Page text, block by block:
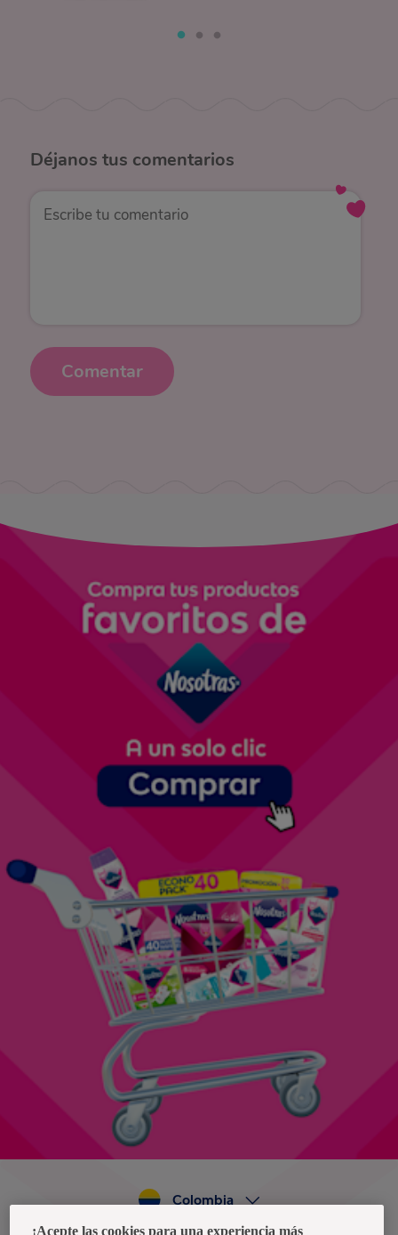
Déjanos tus comentarios
Comentar
Colombia
¡Acepte las cookies para una experiencia más